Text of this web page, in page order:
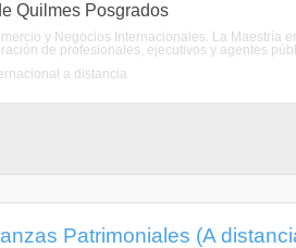
Quilmes Posgrados
y Negocios Internacionales. La Maestría
de profesionales, ejecutivos y agentes
a distancia
Patrimoniales (A